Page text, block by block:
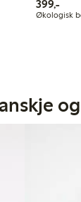
399,-
Økologisk